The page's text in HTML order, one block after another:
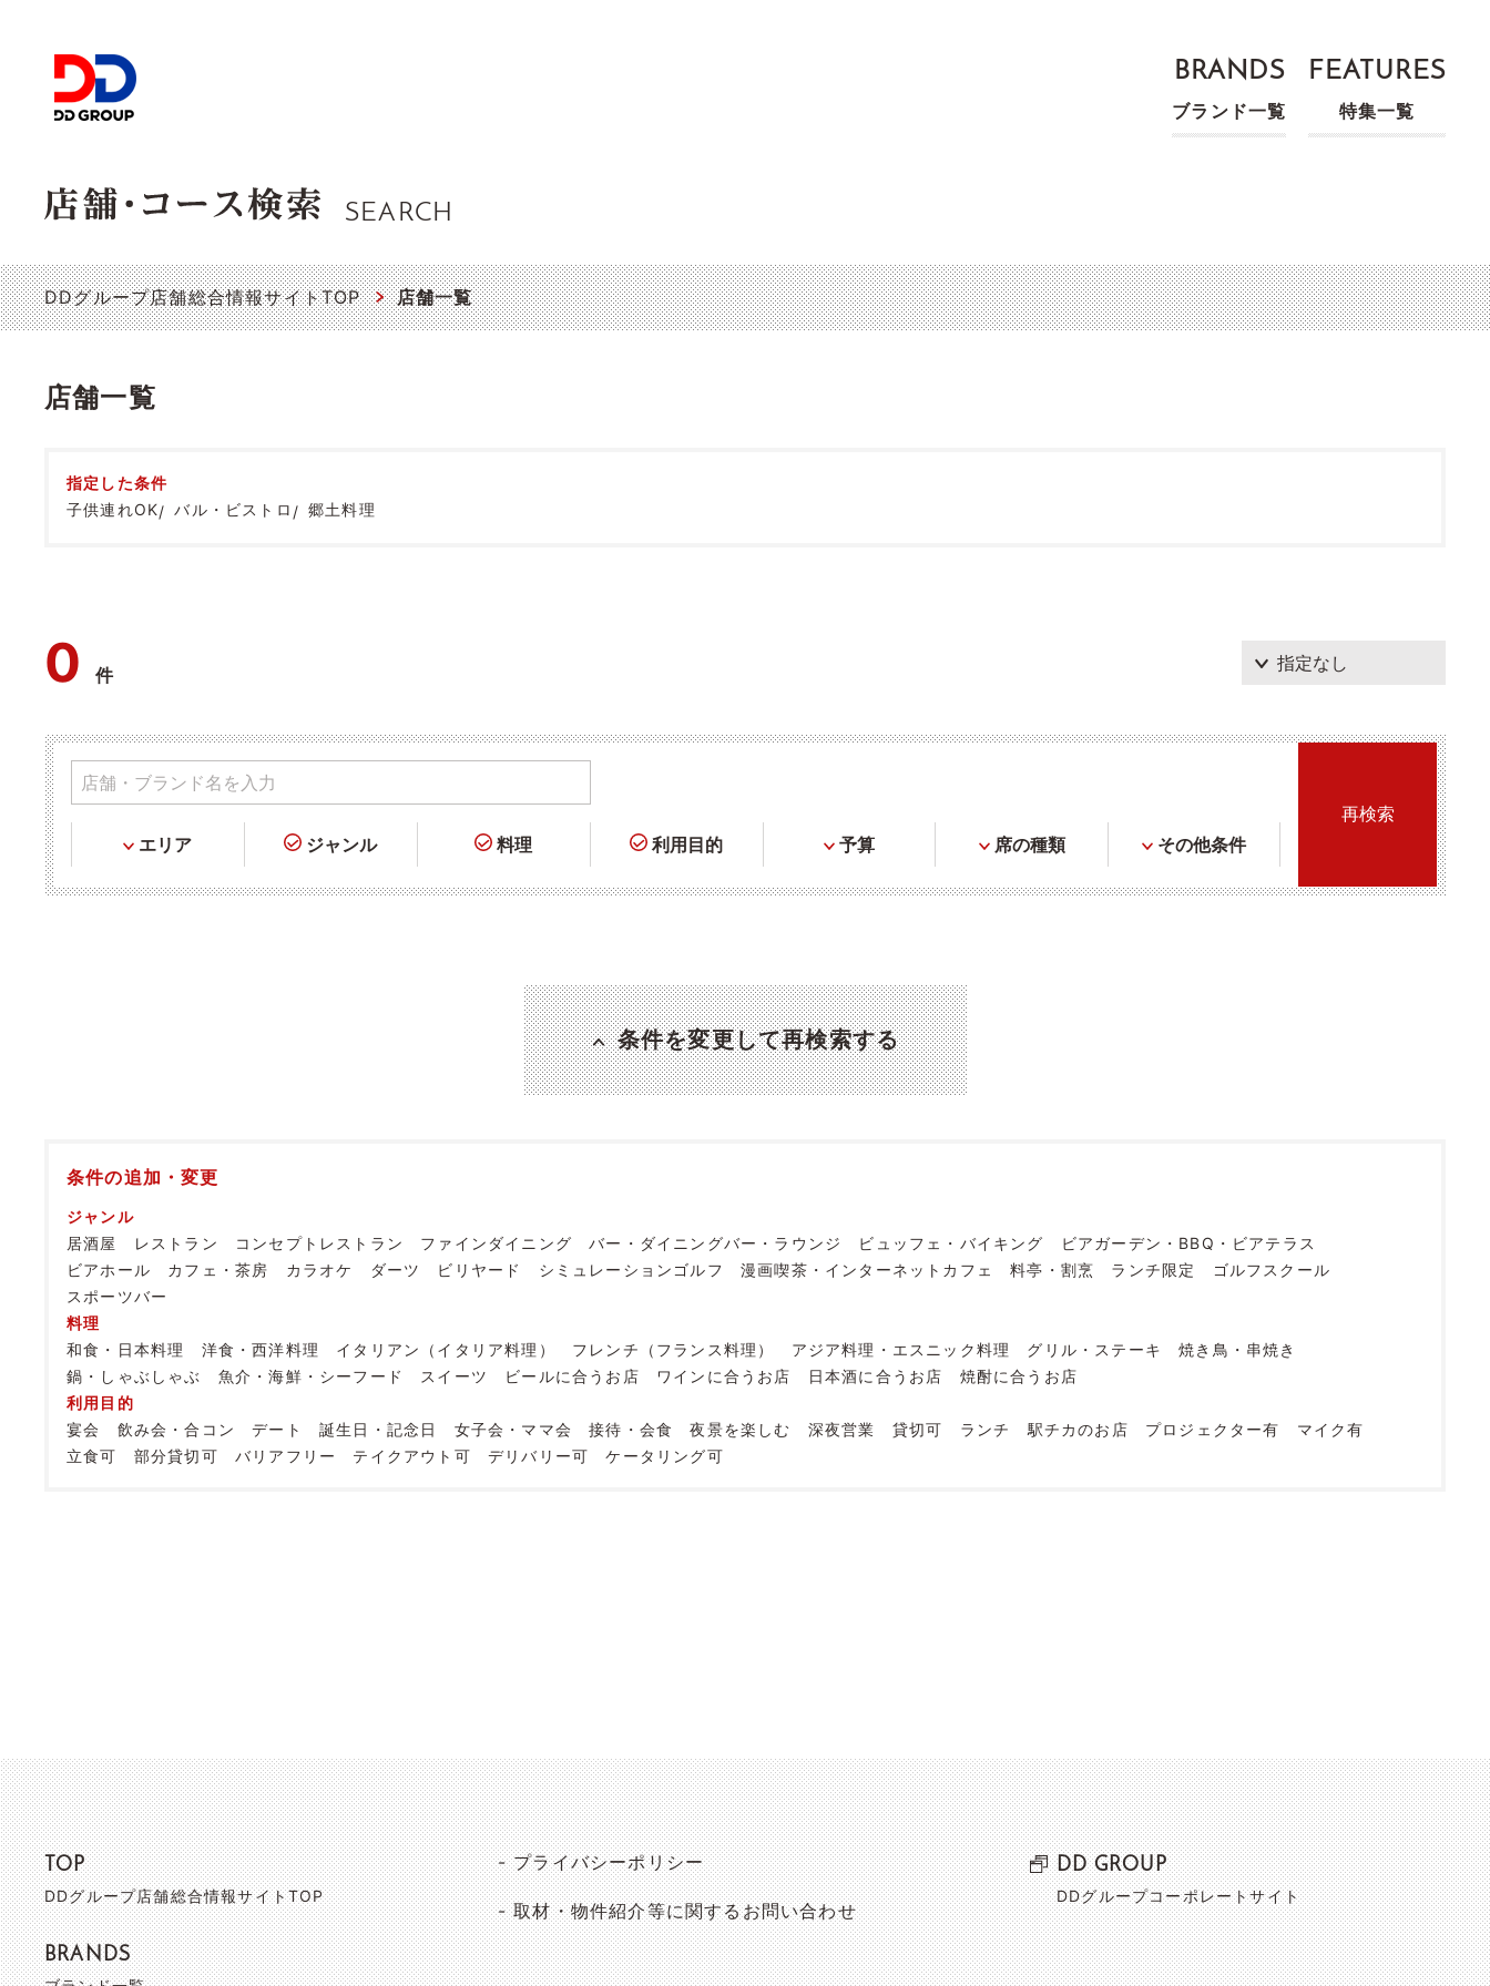
BRANDS
ブランド一覧
FEATURES
特集一覧
SEARCH
DDグループ店舗総合情報サイトTOP 店舗一覧
店舗一覧
指定した条件
子供連れOK
バル・ビストロ 郷土料理
0件
エリア ジャンル 料理 利用目的 予算 席の種類 その他条件
条件を変更して再検索する
条件の追加・変更
ジャンル
居酒屋
レストラン コンセプトレストラン ファインダイニング バー・ダイニングバー・ラウンジ ビュッフェ・バイキング
ビアガーデン・BBQ・ビアテラス
ビアホール
カフェ・茶房 カラオケ ダーツ ビリヤード シミュレーションゴルフ 漫画喫茶・インターネットカフェ 料亭・割烹 ランチ限定
ゴルフスクール
スポーツバー
料理
和食・日本料理
洋食・西洋料理 イタリアン（イタリア料理） フレンチ（フランス料理） アジア料理・エスニック料理 グリル・ステーキ
焼き鳥・串焼き
鍋・しゃぶしゃぶ
魚介・海鮮・シーフード スイーツ ビールに合うお店 ワインに合うお店 日本酒に合うお店
焼酎に合うお店
利用目的
宴会
飲み会・合コン デート 誕生日・記念日 女子会・ママ会 接待・会食 夜景を楽しむ 深夜営業 貸切可 ランチ 駅チカのお店 プロジェクター有
マイク有
立食可
部分貸切可 バリアフリー テイクアウト可 デリバリー可 ケータリング可
TOP
DDグループ店舗総合情報サイトTOP
BRANDS
プライバシーポリシー
取材・物件紹介等に関するお問い合わせ
DD GROUP
DDグループコーポレートサイト